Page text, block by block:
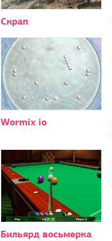
Скрап
Wormix io
Бильярд восьмерка